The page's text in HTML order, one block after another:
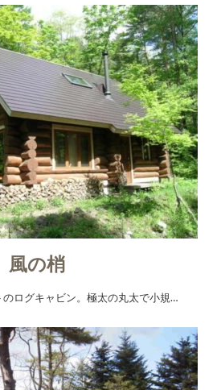
風の梢
ログキャビン。極太の丸太で小規…